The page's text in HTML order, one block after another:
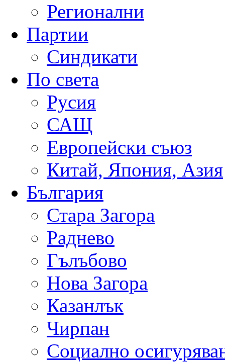
Регионални
Партии
Синдикати
По света
Русия
САЩ
Европейски съюз
Китай, Япония, Азия
България
Стара Загора
Раднево
Гълъбово
Нова Загора
Казанлък
Чирпан
Социално